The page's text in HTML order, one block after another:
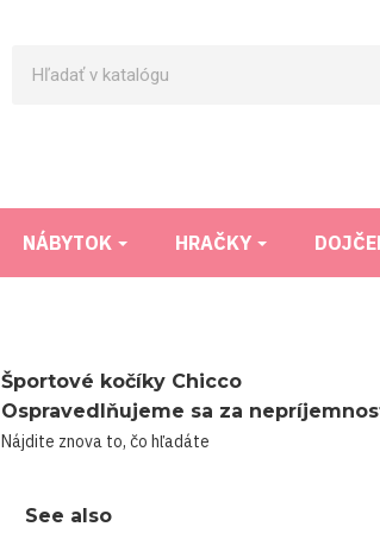
NÁBYTOK HRAČKY
Športové kočíky Chicco
Ospravedlňujeme sa za
Nájdite znova to, čo hľadáte
See also